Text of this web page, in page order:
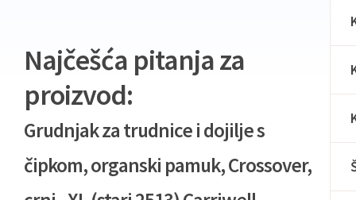
Najčešća pitanja za
proizvod:
Grudnjak za trudnice i dojilje s
čipkom, organski pamuk, Crossover,